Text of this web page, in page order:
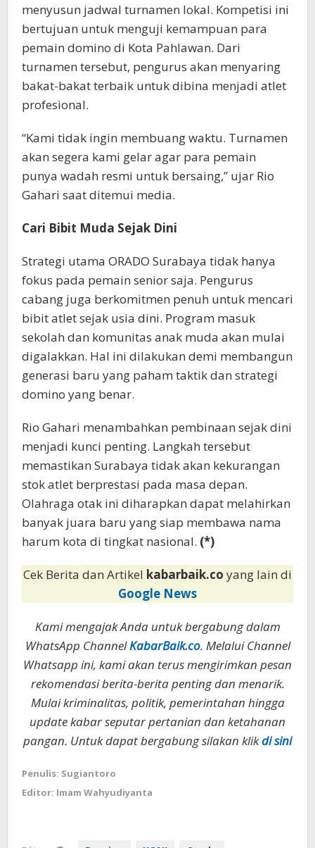
menyusun jadwal turnamen lokal. Kompetisi ini
bertujuan untuk menguji kemampuan para
pemain domino di Kota Pahlawan. Dari
turnamen tersebut, pengurus akan menyaring
bakat-bakat terbaik untuk dibina menjadi atlet
profesional.
“Kami tidak ingin membuang waktu. Turnamen
akan segera kami gelar agar para pemain
punya wadah resmi untuk bersaing,” ujar Rio
Gahari saat ditemui media.
Cari Bibit Muda Sejak Dini
Strategi utama ORADO Surabaya tidak hanya
fokus pada pemain senior saja. Pengurus
cabang juga berkomitmen penuh untuk mencari
bibit atlet sejak usia dini. Program masuk
sekolah dan komunitas anak muda akan mulai
digalakkan. Hal ini dilakukan demi membangun
generasi baru yang paham taktik dan strategi
domino yang benar.
Rio Gahari menambahkan pembinaan sejak dini
menjadi kunci penting. Langkah tersebut
memastikan Surabaya tidak akan kekurangan
stok atlet berprestasi pada masa depan.
Olahraga otak ini diharapkan dapat melahirkan
banyak juara baru yang siap membawa nama
harum kota di tingkat nasional. (*)
Cek Berita dan Artikel kabarbaik.co yang lain di
Google News
Kami mengajak Anda untuk bergabung dalam
WhatsApp ChannelKabarBaik.co. Melalui Channel
Whatsapp ini, kami akan terus mengirimkan pesan
rekomendasi berita-berita penting dan menarik.
Mulai kriminalitas, politik, pemerintahan hingga
update kabar seputar pertanian dan ketahanan
pangan. Untuk dapat bergabung silakan klikdi sini
Penulis: Sugiantoro
Editor: Imam Wahyudiyanta